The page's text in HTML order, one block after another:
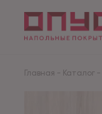
Главная - Каталог -